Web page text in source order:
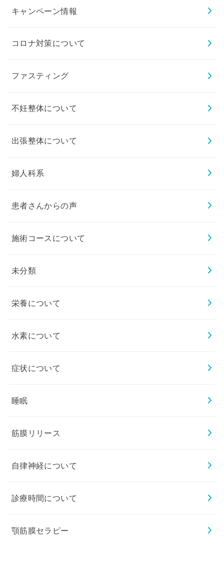
キャンペーン情報
コロナ対策について
ファスティング
不妊整体について
出張整体について
婦人科系
患者さんからの声
施術コースについて
未分類
栄養について
水素について
症状について
睡眠
筋膜リリース
自律神経について
診療時間について
顎筋膜セラピー